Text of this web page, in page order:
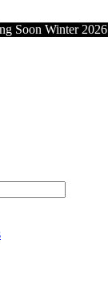
Soon Winter 2026